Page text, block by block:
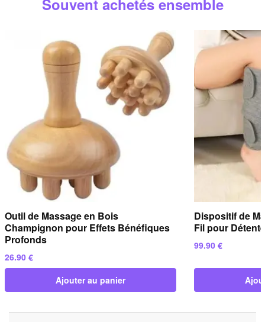
Souvent achetés ensemble
Outil de Massage en Bois
Champignon pour Effets Bénéfiques
Profonds
26.90 €
Ajouter au panier
Dispositif de
Fil pour
99.90 €